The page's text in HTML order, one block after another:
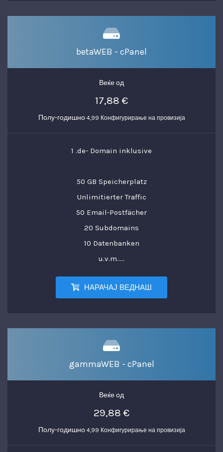
betaWEB - cPanel
Веќе од
17,88 €
Полу-годишно 4,99 Конфигурирање на провизија
1 .de- Domain inklusive
50 GB Speicherplatz
Unlimitierter Traffic
50 Email-Postfächer
20 Subdomains
10 Datenbanken
u.v.m.....
НАРАЧАЈ ВЕДНАШ
gammaWEB - cPanel
Веќе од
29,88 €
Полу-годишно 4,99 Конфигурирање на провизија